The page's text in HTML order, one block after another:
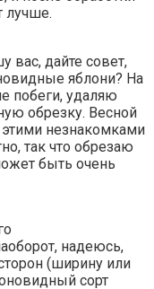
лучше.
вас, дайте совет,
яблони? На
побеги, удаляю
обрезку. Весной
незнакомками
так что обрезаю
быть очень
надеюсь,
(ширину или
сорт